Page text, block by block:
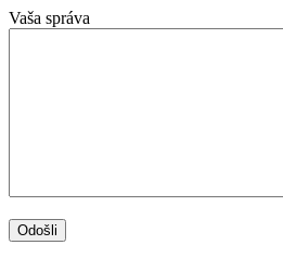
Vaša správa